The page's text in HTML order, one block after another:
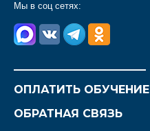
Мы в соц сетях:
ОПЛАТИТЬ ОБУЧЕНИЕ
ОБРАТНАЯ СВЯЗЬ